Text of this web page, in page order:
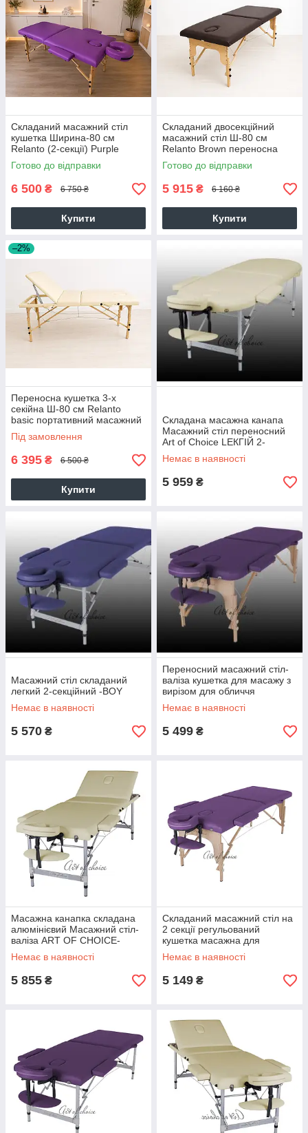
Складаний масажний стіл
кушетка Ширина-80 см
Relanto (2-секції) Purple
Готово до відправки
6 500 ₴ 6 750 ₴
Купити
Складаний двосекційний
масажний стіл Ш-80 см
Relanto Brown переносна
кушетка
Готово до відправки
5 915 ₴ 6 160 ₴
Купити
–2%
Переносна кушетка 3-х
секійна Ш-80 см Relanto
basic портативний масажний
стіл з отвором для обличчя
Під замовлення
6 395 ₴ 6 500 ₴
Купити
Складана масажна канапа
Масажний стіл переносний
Art of Choice LЕКГІЙ 2-
секційний стіл для масажу
TES
Немає в наявності
5 959 ₴
Масажний стіл складаний
легкий 2-секційний -BOY
Немає в наявності
5 570 ₴
Переносний масажний стіл-
валіза кушетка для масажу з
вирізом для обличчя
регулюванням висоти Art of
Choice MIA
Немає в наявності
5 499 ₴
Масажна канапка складана
алюмінієвий Масажний стіл-
валіза ART OF CHOICE-
кишеня для масажу 3 секції
JOY
Немає в наявності
5 855 ₴
Складаний масажний стіл на
2 секції регульований
кушетка масажна для
депіляції переносна Art of
Choice TEO
Немає в наявності
5 149 ₴